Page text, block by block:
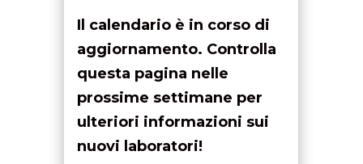
Il calendario è in corso di
aggiornamento. Controlla
questa pagina nelle
prossime settimane per
ulteriori informazioni sui
nuovi laboratori!